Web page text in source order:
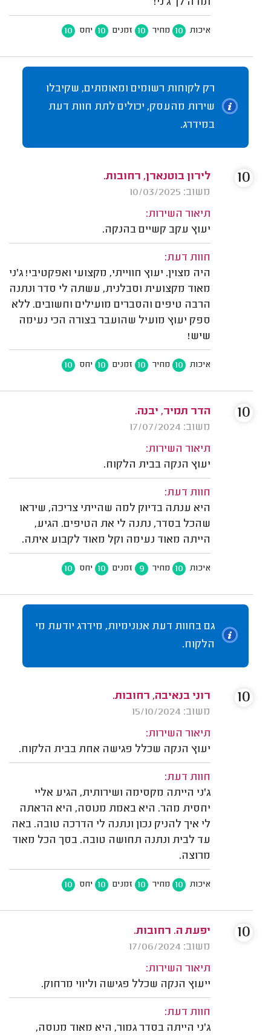
תודה לך ג׳ני!
איכות 10 מחיר 10 זמנים 10 יחס 10
רק לקוחות רשומים ומאומתים, שקיבלו
שירות מהעסק, יכולים לתת חוות דעת
במידרג.
לירון בוטנארן, רחובות.
משוב: 10/03/2025
תיאור השירות:
יעוץ עקב קשיים בהנקה.
חוות דעת:
היה מצוין. יעוץ חווייתי, מקצועי ואפקטיבי! ג'ני
מאוד מקצועית וסבלנית, עשתה לי סדר ונתנה
הרבה טיפים והסברים מועילים וחשובים. ללא
ספק יעוץ מועיל שהועבר בצורה הכי נעימה
שיש!
איכות 10 מחיר 10 זמנים 10 יחס 10
10
הדר תמיר, יבנה.
משוב: 17/07/2024
תיאור השירות:
יעוץ הנקה בבית הלקוח.
חוות דעת:
היא ענתה בדיוק למה שהייתי צריכה, שיראו
שהכל בסדר, נתנה לי את הטיפים. הגיע,
הייתה מאוד נעימה וקל מאוד לקבוע איתה.
איכות 10 מחיר 9 זמנים 10 יחס 10
10
גם בחוות דעת אנונימיות, מידרג יודעת מי
הלקוח.
רוני בנאיבה, רחובות.
משוב: 15/10/2024
תיאור השירות:
יעוץ הנקה שכלל פגישה אחת בבית הלקוח.
חוות דעת:
ג'ני הייתה מקסימה ושירותית, הגיע אליי
יחסית מהר. היא באמת מנוסה, היא הראתה
לי איך להניק נכון ונתנה לי הדרכה טובה. באה
עד לבית ונתנה תחושה טובה. בסך הכל מאוד
מרוצה.
איכות 10 מחיר 10 זמנים 10 יחס 10
10
יפעת ה. רחובות.
משוב: 17/06/2024
תיאור השירות:
ייעוץ הנקה שכלל פגישה וליווי מרחוק.
חוות דעת:
ג'ני הייתה בסדר גמור, היא מאוד מנוסה,
10